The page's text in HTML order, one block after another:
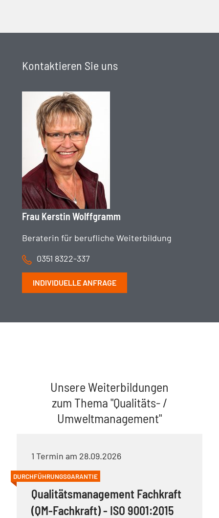
Kontaktieren Sie uns
Frau Kerstin Wolffgramm
Beraterin für berufliche Weiterbildung
0351 8322-337
INDIVIDUELLE ANFRAGE
Unsere Weiterbildungen
zum Thema "Qualitäts- /
Umweltmanagement"
1 Termin am 28.09.2026
DURCHFÜHRUNGSGARANTIE
Qualitätsmanagement Fachkraft
(QM-Fachkraft) - ISO 9001:2015